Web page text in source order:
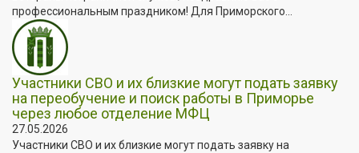
профессиональным праздником! Для Приморского...
Участники СВО и их близкие могут подать заявку
на переобучение и поиск работы в Приморье
через любое отделение МФЦ
27.05.2026
Участники СВО и их близкие могут подать заявку на